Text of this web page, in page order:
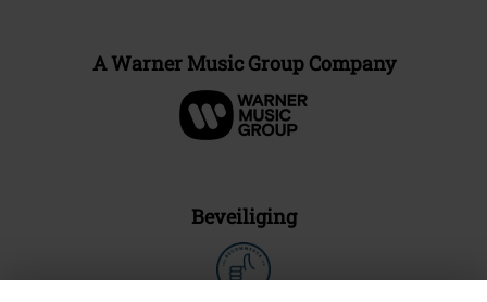
A Warner Music Group Company
Beveiliging